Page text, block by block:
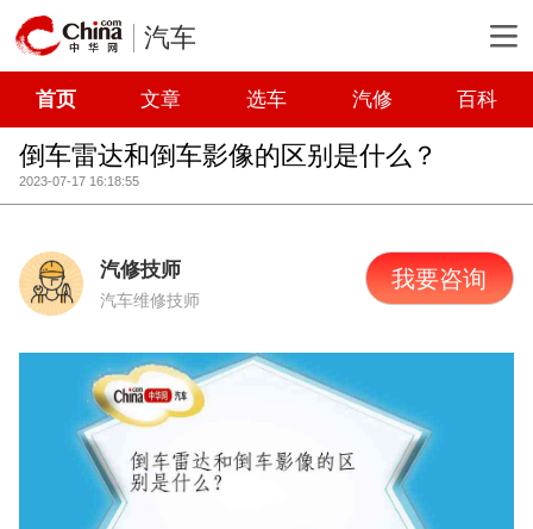
汽车
首页 文章 选车 汽修 百科
倒车雷达和倒车影像的区别是什么？
2023-07-17 16:18:55
汽修技师
汽车维修技师
我要咨询